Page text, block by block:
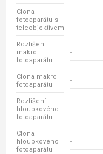
Clona
fotoaparátu s
teleobjektivem
-
Rozlišení
makro
fotoaparátu
-
Clona makro
fotoaparátu
-
Rozlišení
hloubkového
fotoaparátu
-
Clona
hloubkového
fotoaparátu
-